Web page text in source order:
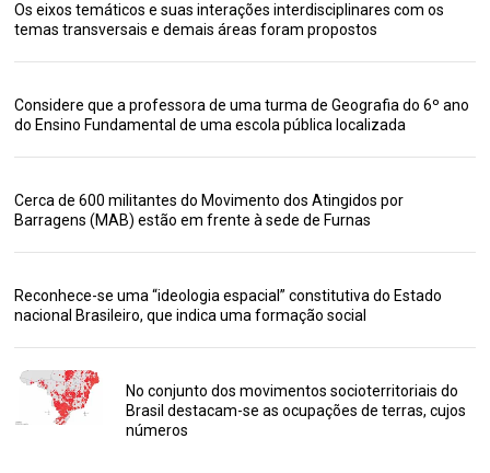
Os eixos temáticos e suas interações interdisciplinares com os
temas transversais e demais áreas foram propostos
Considere que a professora de uma turma de Geografia do 6º ano
do Ensino Fundamental de uma escola pública localizada
Cerca de 600 militantes do Movimento dos Atingidos por
Barragens (MAB) estão em frente à sede de Furnas
Reconhece-se uma “ideologia espacial” constitutiva do Estado
nacional Brasileiro, que indica uma formação social
No conjunto dos movimentos socioterritoriais do
Brasil destacam-se as ocupações de terras, cujos
números